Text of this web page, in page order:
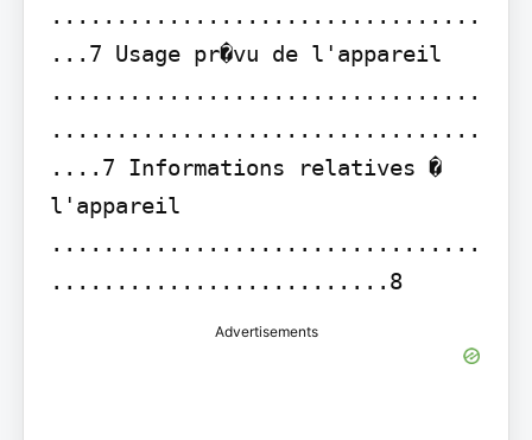
.................................
...7 Usage pr�vu de l'appareil
.................................
.................................
....7 Informations relatives �
l'appareil
.................................
..........................8
Advertisements